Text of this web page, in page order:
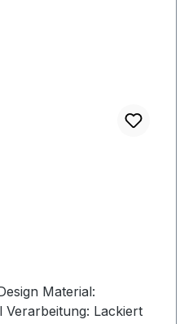
Material:
Verarbeitung: Lackiert